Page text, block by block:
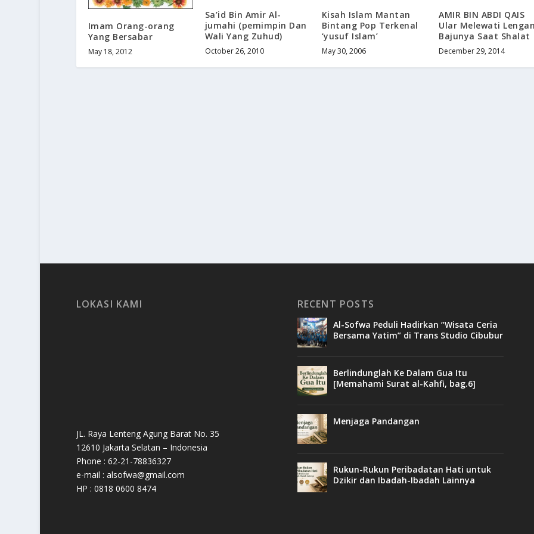
Imam Orang-orang
Yang Bersabar
May 18, 2012
Sa’id Bin Amir Al-
jumahi (pemimpin Dan
Wali Yang Zuhud)
October 26, 2010
Kisah Islam Mantan
Bintang Pop Terkenal
‘yusuf Islam’
May 30, 2006
AMIR BIN ABDI QAIS
Ular Melewati
Bajunya Saat Shalat
December 29, 2014
LOKASI KAMI
JL. Raya Lenteng Agung Barat No. 35
12610 Jakarta Selatan – Indonesia
Phone : 62-21-78836327
e-mail : alsofwa@gmail.com
HP : 0818 0600 8474
RECENT POSTS
Al-Sofwa Peduli Hadirkan “Wisata Ceria
Bersama Yatim” di Trans Studio Cibubur
Berlindunglah Ke Dalam Gua Itu
[Memahami Surat al-Kahfi, bag.6]
Menjaga Pandangan
Rukun-Rukun Peribadatan Hati untuk
Dzikir dan Ibadah-Ibadah Lainnya